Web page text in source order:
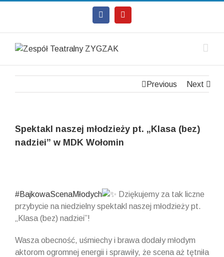
Facebook
Previous Next
Spektakl naszej młodzieży pt. „Klasa (bez)
nadziei” w MDK Wołomin
Image
#BajkowaScenaMłodych
Dziękujemy za tak liczne
przybycie na niedzielny spektakl naszej młodzieży pt.
„Klasa (bez) nadziei”!
Wasza obecność, uśmiechy i brawa dodały młodym
aktorom ogromnej energii i sprawiły, że scena aż tętniła